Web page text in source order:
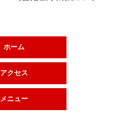
ホーム
アクセス
メニュー